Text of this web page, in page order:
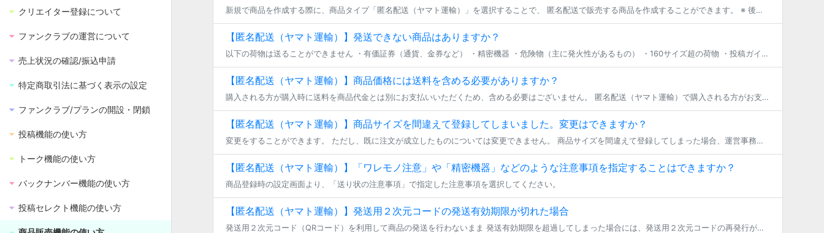
クリエイター登録について
ファンクラブの運営について
売上状況の確認/振込申請
特定商取引法に基づく表示の設定
ファンクラブ/プランの開設・閉鎖
投稿機能の使い方
トーク機能の使い方
バックナンバー機能の使い方
投稿セレクト機能の使い方
新規で商品を作成する際に、商品タイプ「匿名配送（ヤマト運輸）」を選択することで、 匿名配送で販売する商品を作成することができます。 ※ 後から商品タイプを変更することはできませんので、予めご了承ください。 その後、「匿名 […]
【匿名配送（ヤマト運輸）】発送できない商品はありますか？
以下の荷物は送ることができません ・有価証券（通貨、金券など） ・精密機器 ・危険物（主に発火性があるもの） ・160サイズ超の荷物 ・投稿ガイドラインに違反する物品（修正不十分のイラストや映像を収録した記録媒体、性器に […]
【匿名配送（ヤマト運輸）】商品価格には送料を含める必要がありますか？
購入される方が購入時に送料を商品代金とは別にお支払いいただくため、含める必要はございません。 匿名配送（ヤマト運輸）で購入される方がお支払いいただく配送料については、こちらのページをご覧ください。 https://fan […]
【匿名配送（ヤマト運輸）】商品サイズを間違えて登録してしまいました。変更はできますか？
変更をすることができます。 ただし、既に注文が成立したものについては変更できません。 商品サイズを間違えて登録してしまった場合、運営事務局でキャンセルを行いますので、お問い合わせフォームよりご連絡ください。（その際、代金 […]
【匿名配送（ヤマト運輸）】「ワレモノ注意」や「精密機器」などのような注意事項を指定することはできますか？
商品登録時の設定画面より、「送り状の注意事項」で指定した注意事項を選択してください。
【匿名配送（ヤマト運輸）】発送用２次元コードの発送有効期限が切れた場合
発送用２次元コード（QRコード）を利用して商品の発送を行わないまま 発送有効期限を超過してしまった場合には、発送用２次元コードの再発行が必要となります。 ＜再発行方法＞ （１）トップ画面右上のファンクラブメニューから、「 […]